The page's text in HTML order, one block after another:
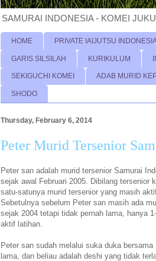
SAMURAI INDONESIA - KOMEI
HOME PRIVATE IAIJUTSU
GARIS SILSILAH KURIKULUM
SEKIGUCHI KOMEI ADAB MURID
SHODO
Thursday, February 6, 2014
Peter Murid Tersenior
Peter san adalah murid tersenior Samurai
sejak awal Februari 2005. Dibilang tersenior
satu-satunya murid tersenior yang masih
Sebetulnya sebelum Peter san masih ada
sejak 2004 tetapi tidak pernah lama, hanya
aktif latihan.
Peter san sudah melalui suka duka
lama, dan beliau adalah deshi yang tidak